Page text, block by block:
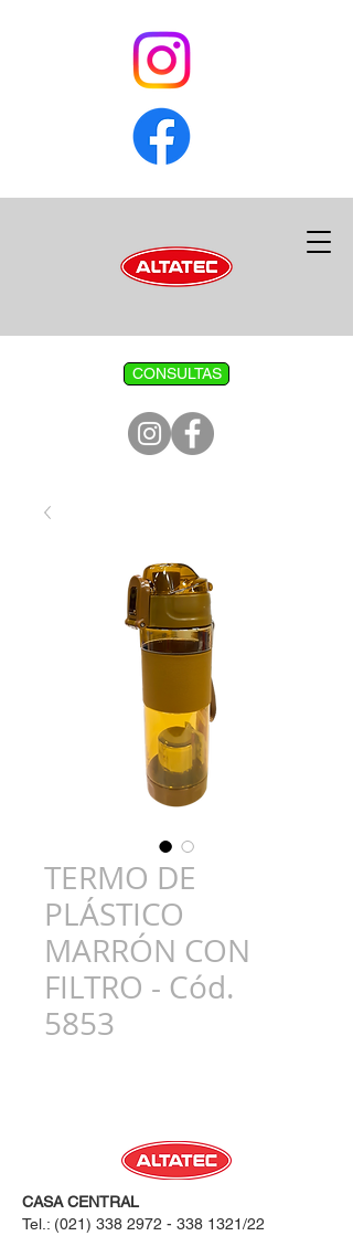
CONSULTAS
TERMO DE
PLÁSTICO
MARRÓN CON
FILTRO - Cód.
5853
CASA CENTRAL
Tel.: (021) 338 2972 - 338 1321/22